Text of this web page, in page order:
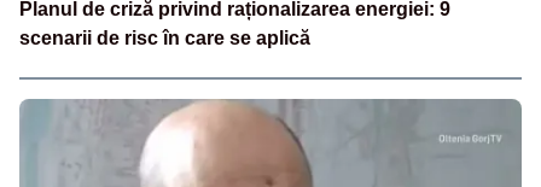
Planul de criză privind raționalizarea energiei: 9
scenarii de risc în care se aplică